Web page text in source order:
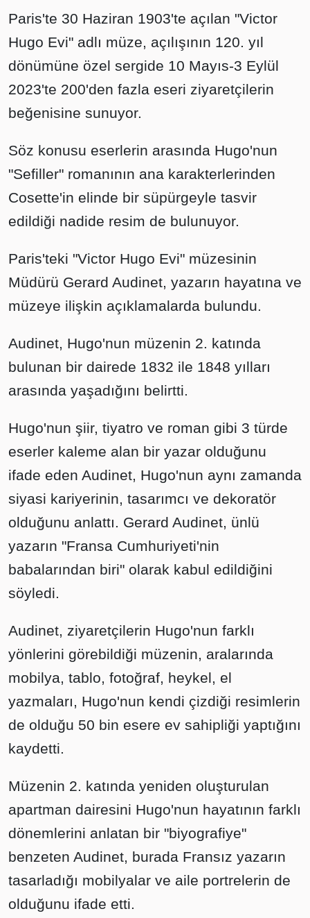
Paris'te 30 Haziran 1903'te açılan "Victor
Hugo Evi" adlı müze, açılışının 120. yıl
dönümüne özel sergide 10 Mayıs-3 Eylül
2023'te 200'den fazla eseri ziyaretçilerin
beğenisine sunuyor.
Söz konusu eserlerin arasında Hugo'nun
"Sefiller" romanının ana karakterlerinden
Cosette'in elinde bir süpürgeyle tasvir
edildiği nadide resim de bulunuyor.
Paris'teki "Victor Hugo Evi" müzesinin
Müdürü Gerard Audinet, yazarın hayatına ve
müzeye ilişkin açıklamalarda bulundu.
Audinet, Hugo'nun müzenin 2. katında
bulunan bir dairede 1832 ile 1848 yılları
arasında yaşadığını belirtti.
Hugo'nun şiir, tiyatro ve roman gibi 3 türde
eserler kaleme alan bir yazar olduğunu
ifade eden Audinet, Hugo'nun aynı zamanda
siyasi kariyerinin, tasarımcı ve dekoratör
olduğunu anlattı. Gerard Audinet, ünlü
yazarın "Fransa Cumhuriyeti'nin
babalarından biri" olarak kabul edildiğini
söyledi.
Audinet, ziyaretçilerin Hugo'nun farklı
yönlerini görebildiği müzenin, aralarında
mobilya, tablo, fotoğraf, heykel, el
yazmaları, Hugo'nun kendi çizdiği resimlerin
de olduğu 50 bin esere ev sahipliği yaptığını
kaydetti.
Müzenin 2. katında yeniden oluşturulan
apartman dairesini Hugo'nun hayatının farklı
dönemlerini anlatan bir "biyografiye"
benzeten Audinet, burada Fransız yazarın
tasarladığı mobilyalar ve aile portrelerin de
olduğunu ifade etti.